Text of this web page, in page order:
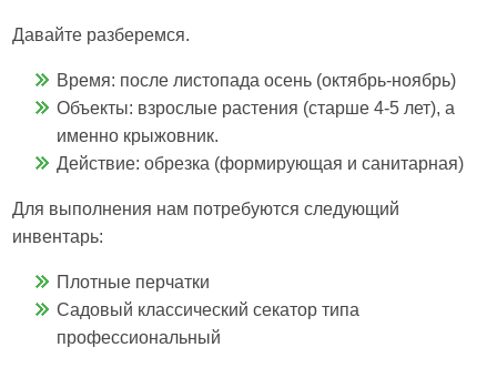
Давайте разберемся.
Время: после листопада осень (октябрь-ноябрь)
Объекты: взрослые растения (старше 4-5 лет), а
именно крыжовник.
Действие: обрезка (формирующая и санитарная)
Для выполнения нам потребуются следующий
инвентарь:
Плотные перчатки
Садовый классический секатор типа
профессиональный